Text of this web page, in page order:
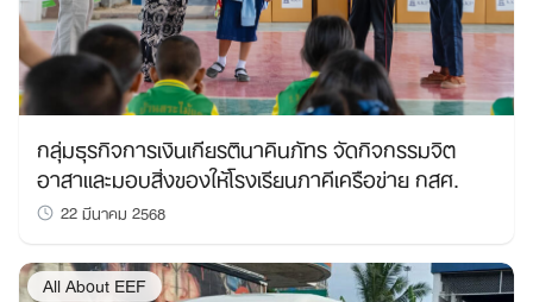
กลุ่มธุรกิจการเงินเกียรตินาคินภัทร จัดกิจกรรมจิต
อาสาและมอบสิ่งของให้โรงเรียนภาคีเครือข่าย กสศ.
22 มีนาคม 2568
All About EEF